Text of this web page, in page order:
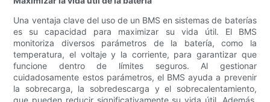
Una ventaja clave del uso de un BMS en sistemas de baterías
es su capacidad para maximizar su vida útil. El BMS
monitoriza diversos parámetros de la batería, como la
temperatura, el voltaje y la corriente, para garantizar que
funcione dentro de límites seguros. Al gestionar
cuidadosamente estos parámetros, el BMS ayuda a prevenir
la sobrecarga, la sobredescarga y el sobrecalentamiento,
que pueden reducir significativamente su vida útil. Además,